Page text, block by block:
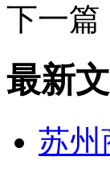
下一篇
最新
苏州